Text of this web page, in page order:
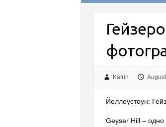
Katrin
Йеллоустоун:
Geyser Hill –